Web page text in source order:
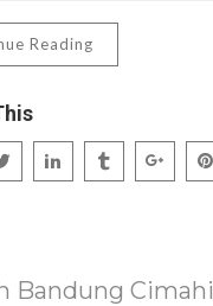
Reading
Bandung Cimahi